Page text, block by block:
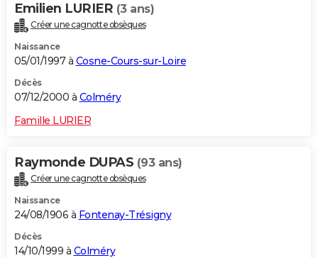
Emilien LURIER (3 ans)
Créer une cagnotte obsèques
Naissance
05/01/1997 à Cosne-Cours-sur-Loire
Décès
07/12/2000 à Colméry
Famille LURIER
Raymonde DUPAS (93 ans)
Créer une cagnotte obsèques
Naissance
24/08/1906 à Fontenay-Trésigny
Décès
14/10/1999 à Colméry